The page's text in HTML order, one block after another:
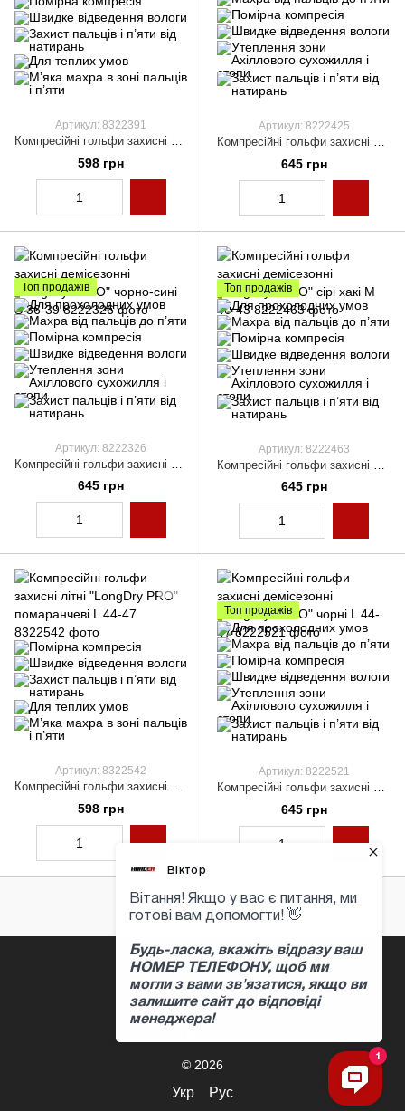
Артикул: 8322391
Компресійні гольфи захисні літні "LongDry PRO" синьо-жовті S 36-39
598 грн
Артикул: 8222425
Компресійні гольфи захисні демісезонні "LongDry PRO+" чорно-зелені M 40-43
645 грн
Топ продажів
Артикул: 8222326
645 грн
Топ продажів
Артикул: 8222463
645 грн
Артикул: 8322542
Компресійні гольфи захисні літні "LongDry PRO" помаранчеві L 44-47
598 грн
Топ продажів
Артикул: 8222521
Компресійні гольфи захисні демісезонні "LongDry+ PRO" чорні L 44-47
645 грн
+380 97 397 04 47
Контактна інформація
© 2026
Укр Рус